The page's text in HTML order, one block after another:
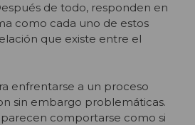
de todo, responden en
como cada uno de estos
que existe entre el
enfrentarse a un proceso
sin embargo problemáticas.
comportarse como si